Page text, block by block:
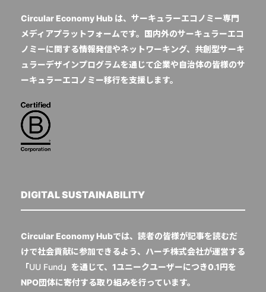
Circular Economy Hub は、サーキュラーエコノミー専門
メディアプラットフォームです。国内外のサーキュラーエコ
ノミーに関する情報発信やネットワーキング、共創型サーキ
ュラーデザインプログラムを通じて企業や自治体の皆様のサ
ーキュラーエコノミー移行を支援します。
DIGITAL SUSTAINABILITY
Circular Economy Hubでは、読者の皆様が記事を読むだ
けで社会貢献に参加できるよう、ハーチ株式会社が運営する
「UU Fund 」を通じて、1ユニークユーザーにつき0.1円を
NPO団体に寄付する取り組みを行っています。